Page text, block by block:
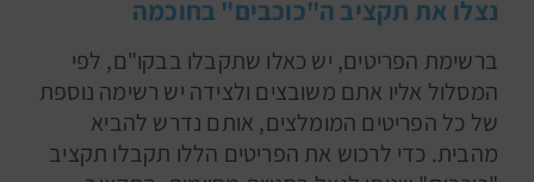
נצלו את תקציב ה"כוכבים" בחוכמה
ברשימת הפריטים, יש כאלו שתקבלו בבקו"ם, לפי
המסלול אליו אתם משובצים ולצידה יש רשימה נוספת
של כל הפריטים המומלצים, אותם נדרש להביא
מהבית. כדי לרכוש את הפריטים הללו תקבלו תקציב